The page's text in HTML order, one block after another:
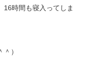
16時間も寝入ってしま
）